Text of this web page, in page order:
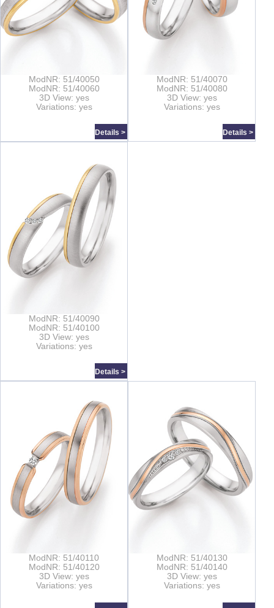
ModNR: 51/40050
ModNR: 51/40060
3D View: yes
Variations: yes
Details >
ModNR: 51/40070
ModNR: 51/40080
3D View: yes
Variations: yes
Details >
ModNR: 51/40090
ModNR: 51/40100
3D View: yes
Variations: yes
Details >
ModNR: 51/40110
ModNR: 51/40120
3D View: yes
Variations: yes
ModNR: 51/40130
ModNR: 51/40140
3D View: yes
Variations: yes